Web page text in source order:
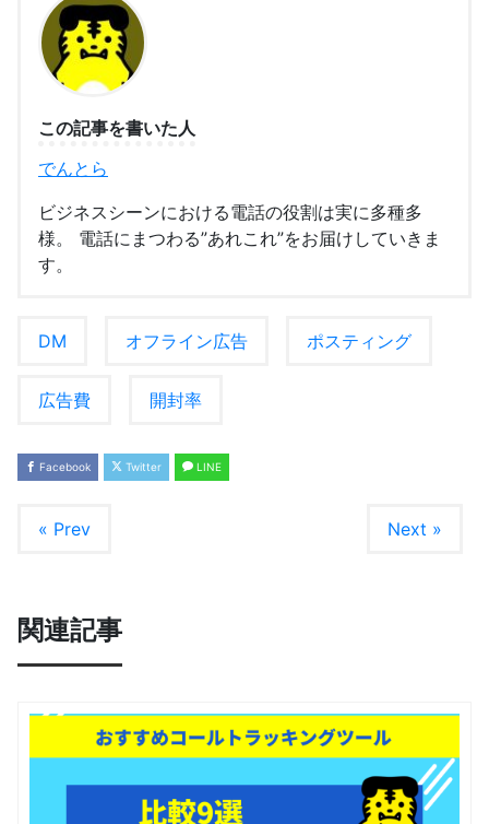
この記事を書いた人
でんとら
ビジネスシーンにおける電話の役割は実に多種多
様。 電話にまつわる”あれこれ”をお届けしていきま
す。
DM オフライン広告 ポスティング
広告費 開封率
Facebook Twitter LINE
« Prev Next »
関連記事